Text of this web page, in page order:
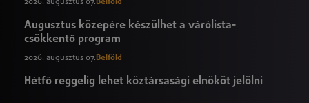
2026. augusztus 07.Belföld
Augusztus közepére készülhet a várólista-
csökkentő program
2026. augusztus 07.Belföld
Hétfő reggelig lehet köztársasági elnököt jelölni